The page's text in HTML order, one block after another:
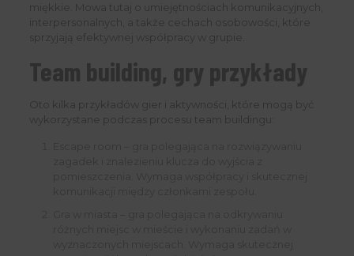
miękkie. Mowa tutaj o umiejętnościach komunikacyjnych,
interpersonalnych, a także cechach osobowości, które
sprzyjają efektywnej współpracy w grupie.
Team building, gry przykłady
Oto kilka przykładów gier i aktywności, które mogą być
wykorzystane podczas procesu team buildingu: